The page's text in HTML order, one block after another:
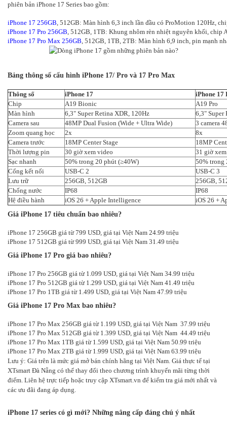
phiên bản iPhone 17 Series bao gồm:
iPhone 17 256GB, 512GB: Màn hình 6,3 inch lần đầu có ProMotion 120Hz,
iPhone 17 Pro 256GB, 512GB, 1TB: Khung nhôm rèn nhiệt nguyên khối, chip
iPhone 17 Pro Max 256GB, 512GB, 1TB, 2TB: Màn hình 6,9 inch, pin mạnh
Bảng thông số cấu hình iPhone 17/ Pro và 17 Pro Max
Thông số iPhone 17
iPhone 17
Chip
A19 Bionic
A19 Pro
Màn hình
6,3" Super Retina XDR, 120Hz
6,3" Super
Camera sau
48MP Dual Fusion (Wide + Ultra Wide)
3 camera
Zoom quang học
2x
8x
Camera trước
18MP Center Stage
18MP
Thời lượng pin
30 giờ xem video
31 giờ
Sạc nhanh
50% trong 20 phút (≥40W)
50% trong
Cổng kết nối
USB-C 2
USB-C 3
Lưu trữ
256GB, 512GB
256GB,
Chống nước
IP68
IP68
Hệ điều hành
iOS 26 + Apple Intelligence
iOS 26 +
Giá iPhone 17 tiêu chuẩn bao nhiêu?
iPhone 17 256GB giá từ 799 USD, giá tại Việt Nam 24.99 triệu
iPhone 17 512GB giá từ 999 USD, giá tại Việt Nam 31.49 triệu
Giá iPhone 17 Pro giá bao nhiêu?
iPhone 17 Pro 256GB giá từ 1.099 USD, giá tại Việt Nam 34.99 triệu
iPhone 17 Pro 512GB giá từ 1.299 USD, giá tại Việt Nam 41.49 triệu
iPhone 17 Pro 1TB giá từ 1.499 USD, giá tại Việt Nam 47.99 triệu
Giá iPhone 17 Pro Max bao nhiêu?
iPhone 17 Pro Max 256GB giá từ 1.199 USD, giá tại Việt Nam 37.99 triệu
iPhone 17 Pro Max 512GB giá từ 1.399 USD, giá tại Việt Nam 44.49 triệu
iPhone 17 Pro Max 1TB giá từ 1.599 USD, giá tại Việt Nam 50.99 triệu
iPhone 17 Pro Max 2TB giá từ 1.999 USD, giá tại Việt Nam 63.99 triệu
Lưu ý: Giá trên là mức giá mở bán chính hãng tại Việt Nam. Giá thực tế tại
XTsmart Đà Nẵng có thể thay đổi theo chương trình khuyến mãi từng thời
điểm. Liên hệ trực tiếp hoặc truy cập XTsmart.vn để kiểm tra giá mới nhất và
các ưu đãi đang áp dụng.
iPhone 17 series có gì mới? Những nâng cấp đáng chú ý nhất